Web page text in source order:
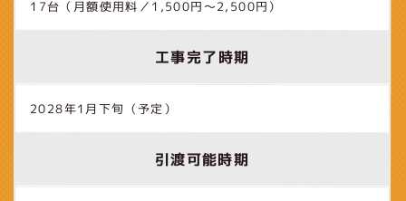
17台（月額使用料／1,500円～2,500円）
工事完了時期
2028年1月下旬（予定）
引渡可能時期